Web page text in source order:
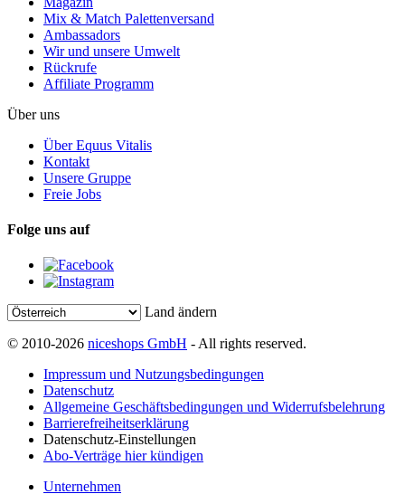
Mix & Match Palettenversand
Ambassadors
Wir und unsere Umwelt
Rückrufe
Affiliate Programm
Über uns
Über Equus Vitalis
Kontakt
Unsere Gruppe
Freie Jobs
Folge uns auf
Land ändern
© 2010-2026 niceshops GmbH - All rights reserved.
Impressum und Nutzungsbedingungen
Datenschutz
Allgemeine Geschäftsbedingungen und Widerrufsbelehrung
Barrierefreiheitserklärung
Datenschutz-Einstellungen
Abo-Verträge hier kündigen
Unternehmen